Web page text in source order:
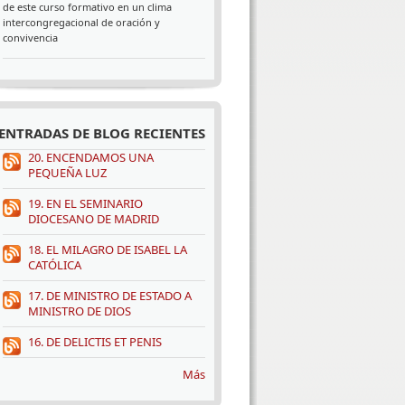
de este curso formativo en un clima
intercongregacional de oración y
convivencia
ENTRADAS DE BLOG RECIENTES
20. ENCENDAMOS UNA
PEQUEÑA LUZ
19. EN EL SEMINARIO
DIOCESANO DE MADRID
18. EL MILAGRO DE ISABEL LA
CATÓLICA
17. DE MINISTRO DE ESTADO A
MINISTRO DE DIOS
16. DE DELICTIS ET PENIS
Más